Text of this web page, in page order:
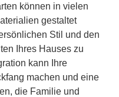
können in vielen
gestaltet
Stil und den
Ihres Hauses zu
kann Ihre
machen und eine
die Familie und